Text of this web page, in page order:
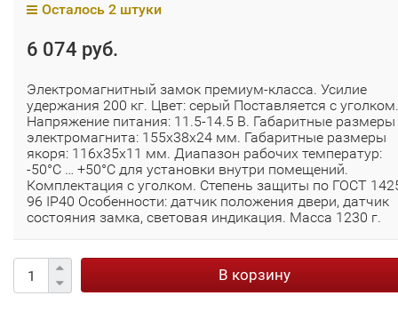
Осталось 2 штуки
6 074 руб.
Электромагнитный замок премиум-класса. Усилие
удержания 200 кг. Цвет: серый Поставляется с уголком.
Напряжение питания: 11.5-14.5 В. Габаритные размеры
электромагнита: 155х38х24 мм. Габаритные размеры
якоря: 116х35х11 мм. Диапазон рабочих температур:
-50°С … +50°С для установки внутри помещений.
Комплектация с уголком. Степень защиты по ГОСТ
96 IP40 Особенности: датчик положения двери, датчик
состояния замка, световая индикация. Масса 1230 г.
В корзину